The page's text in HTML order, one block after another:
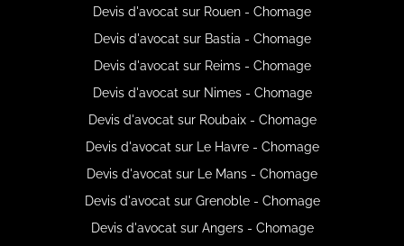
Devis d'avocat sur Rouen - Chomage
Devis d'avocat sur Bastia - Chomage
Devis d'avocat sur Reims - Chomage
Devis d'avocat sur Nimes - Chomage
Devis d'avocat sur Roubaix - Chomage
Devis d'avocat sur Le Havre - Chomage
Devis d'avocat sur Le Mans - Chomage
Devis d'avocat sur Grenoble - Chomage
Devis d'avocat sur Angers - Chomage